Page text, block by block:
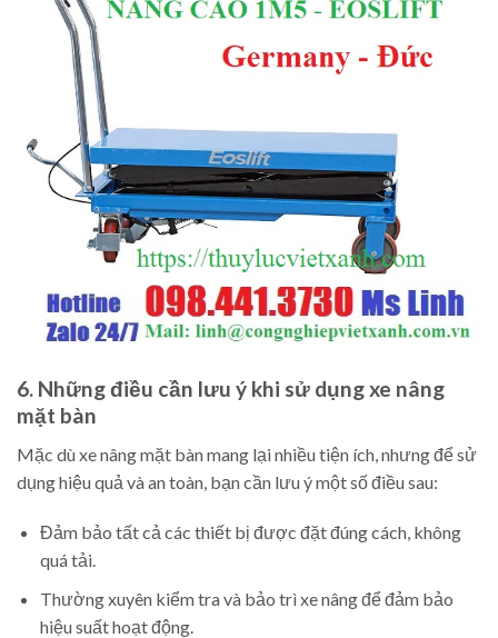
6. Những điều cần lưu ý khi sử dụng xe nâng
mặt bàn
Mặc dù xe nâng mặt bàn mang lại nhiều tiện ích, nhưng để sử
dụng hiệu quả và an toàn, bạn cần lưu ý một số điều sau:
Đảm bảo tất cả các thiết bị được đặt đúng cách, không
quá tải.
Thường xuyên kiểm tra và bảo trì xe nâng để đảm bảo
hiệu suất hoạt động.